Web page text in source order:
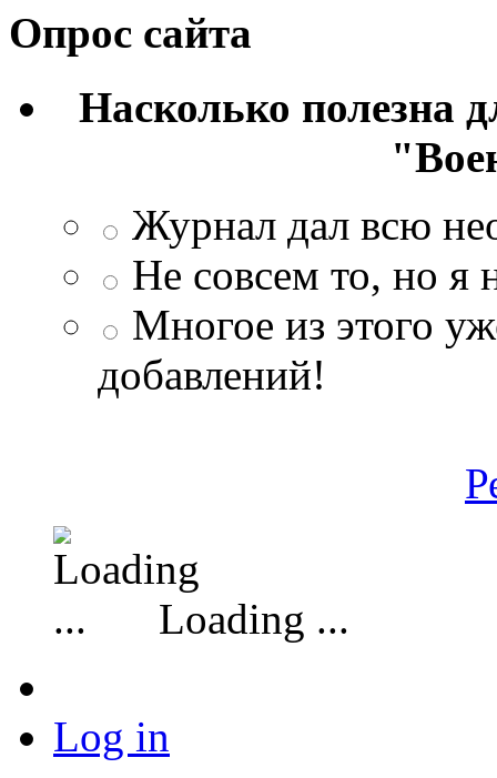
Опрос сайта
Насколько полезна
Журнал дал всю
Не совсем то, но я
Многое из этого
добавлений!
Loading ...
Log in